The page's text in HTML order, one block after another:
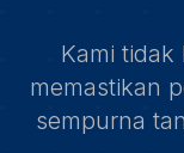
Kami tidak
memastikan
sempurna